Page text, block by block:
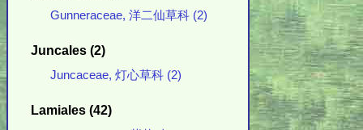
Gunneraceae, 洋二仙草科 (2)
Juncales (2)
Juncaceae, 灯心草科 (2)
Lamiales (42)